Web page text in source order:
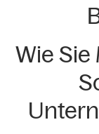
Wie